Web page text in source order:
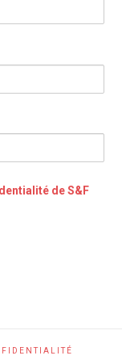
de S&F